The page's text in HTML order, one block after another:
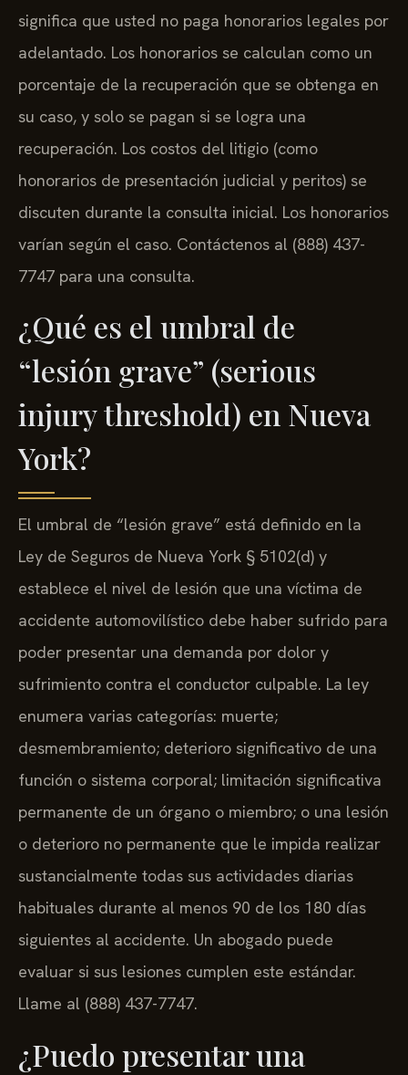
significa que usted no paga honorarios legales por
adelantado. Los honorarios se calculan como un
porcentaje de la recuperación que se obtenga en
su caso, y solo se pagan si se logra una
recuperación. Los costos del litigio (como
honorarios de presentación judicial y peritos) se
discuten durante la consulta inicial. Los honorarios
varían según el caso. Contáctenos al (888) 437-
7747 para una consulta.
¿Qué es el umbral de
“lesión grave” (serious
injury threshold) en Nueva
York?
El umbral de “lesión grave” está definido en la
Ley de Seguros de Nueva York § 5102(d) y
establece el nivel de lesión que una víctima de
accidente automovilístico debe haber sufrido para
poder presentar una demanda por dolor y
sufrimiento contra el conductor culpable. La ley
enumera varias categorías: muerte;
desmembramiento; deterioro significativo de una
función o sistema corporal; limitación significativa
permanente de un órgano o miembro; o una lesión
o deterioro no permanente que le impida realizar
sustancialmente todas sus actividades diarias
habituales durante al menos 90 de los 180 días
siguientes al accidente. Un abogado puede
evaluar si sus lesiones cumplen este estándar.
Llame al (888) 437-7747.
¿Puedo presentar una